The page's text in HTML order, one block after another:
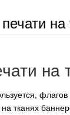
на
тканях